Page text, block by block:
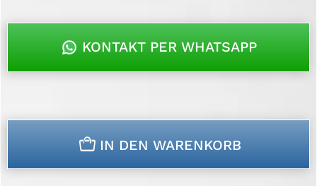
KONTAKT PER WHATSAPP
n IN DEN WARENKORB